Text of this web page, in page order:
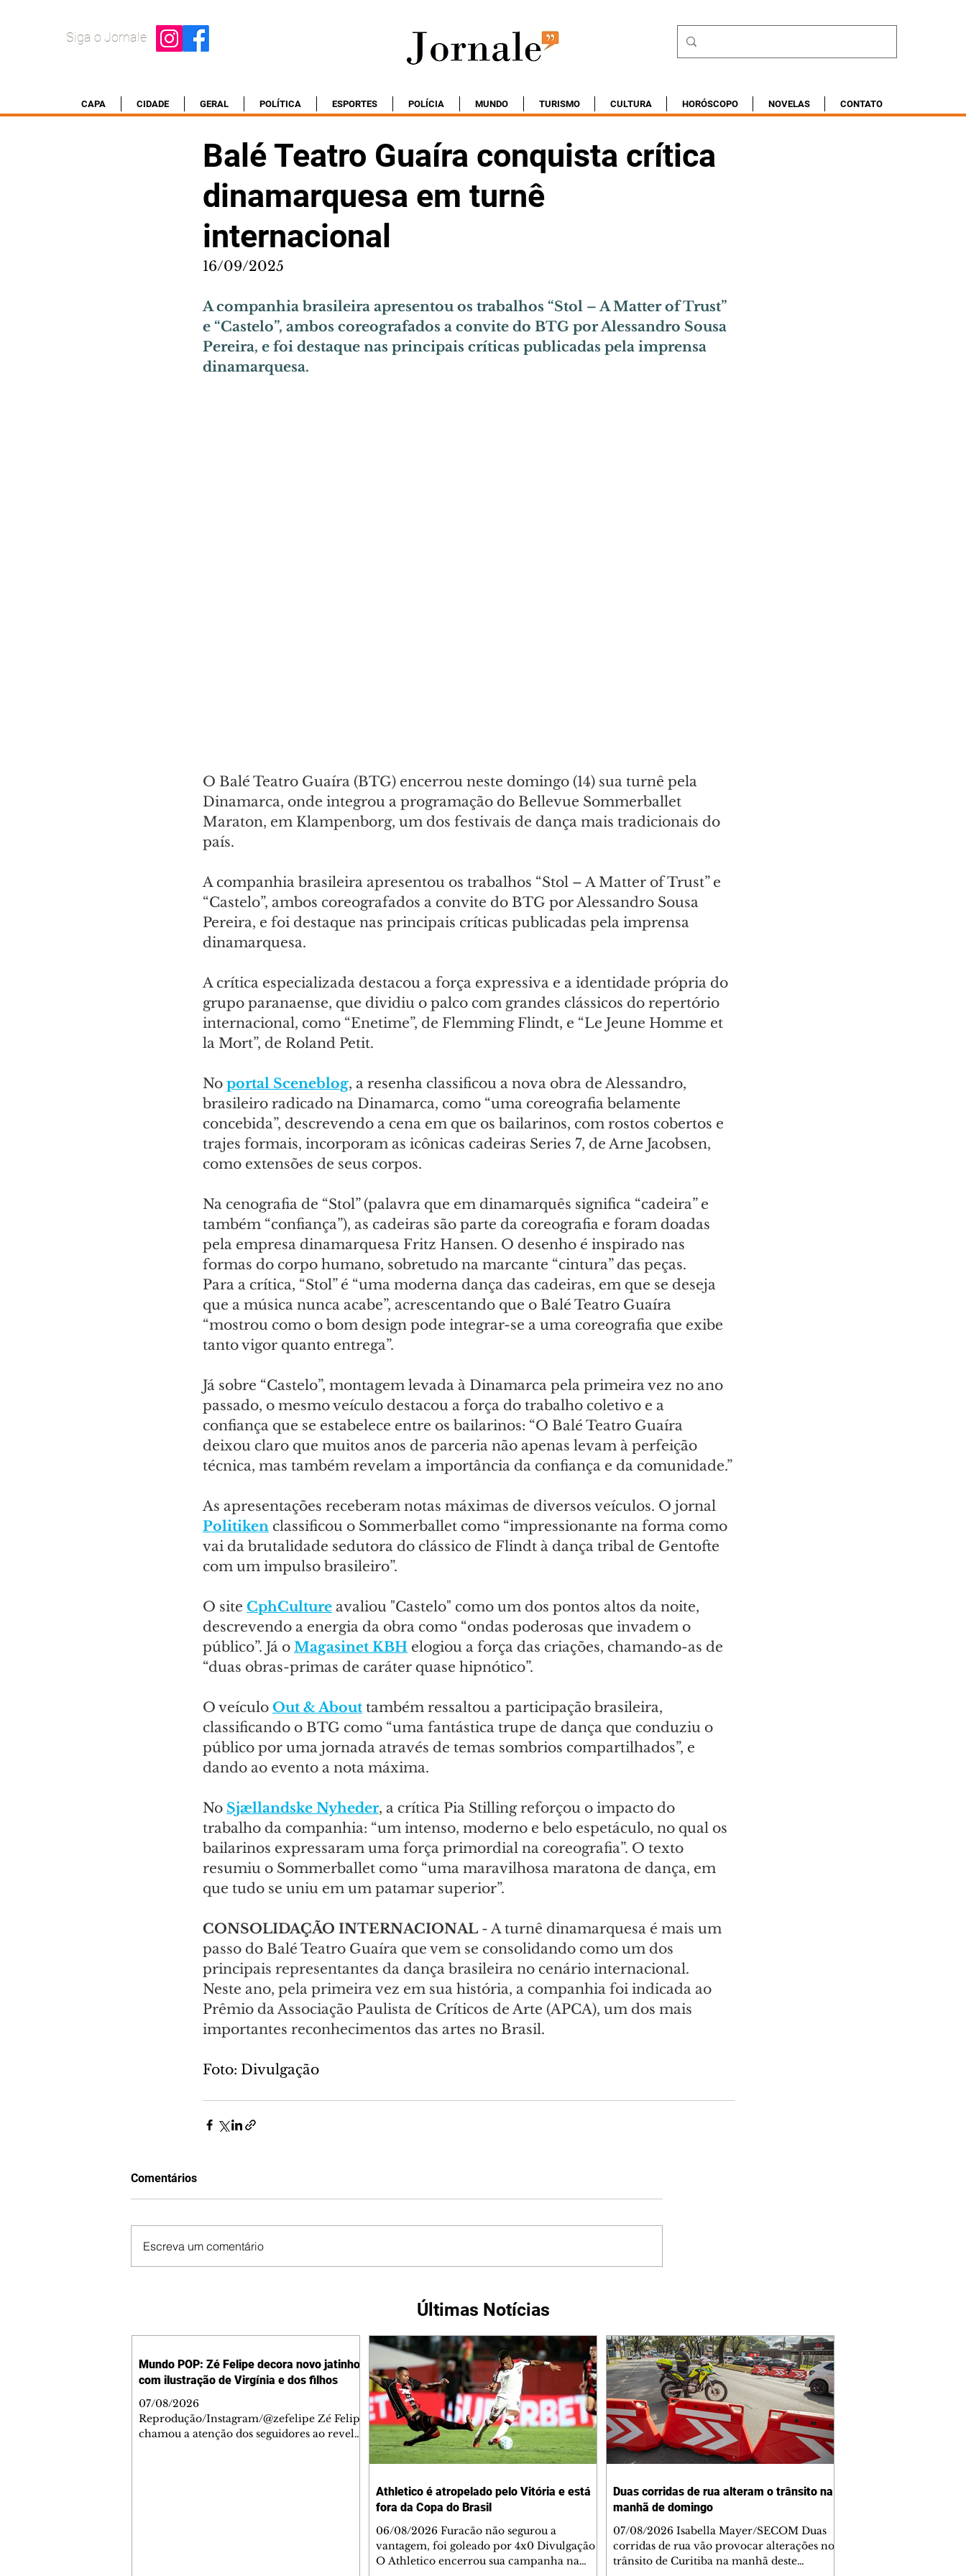
Siga o Jornale
CAPA CIDADE GERAL POLÍTICA ESPORTES POLÍCIA MUNDO TURISMO CULTURA HORÓSCOPO NOVELAS CONTATO
Balé Teatro Guaíra conquista crítica
dinamarquesa em turnê
internacional
16/09/2025
A companhia brasileira apresentou os trabalhos “Stol – A Matter of Trust”
e “Castelo”, ambos coreografados a convite do BTG por Alessandro Sousa
Pereira, e foi destaque nas principais críticas publicadas pela imprensa
dinamarquesa.
O Balé Teatro Guaíra (BTG) encerrou neste domingo (14) sua turnê pela
Dinamarca, onde integrou a programação do Bellevue Sommerballet
Maraton, em Klampenborg, um dos festivais de dança mais tradicionais do
país.
A companhia brasileira apresentou os trabalhos “Stol – A Matter of Trust” e
“Castelo”, ambos coreografados a convite do BTG por Alessandro Sousa
Pereira, e foi destaque nas principais críticas publicadas pela imprensa
dinamarquesa.
A crítica especializada destacou a força expressiva e a identidade própria do
grupo paranaense, que dividiu o palco com grandes clássicos do repertório
internacional, como “Enetime”, de Flemming Flindt, e “Le Jeune Homme et
la Mort”, de Roland Petit.
No portal Sceneblog, a resenha classificou a nova obra de Alessandro,
brasileiro radicado na Dinamarca, como “uma coreografia belamente
concebida”, descrevendo a cena em que os bailarinos, com rostos cobertos e
trajes formais, incorporam as icônicas cadeiras Series 7, de Arne Jacobsen,
como extensões de seus corpos.
Na cenografia de “Stol” (palavra que em dinamarquês significa “cadeira” e
também “confiança”), as cadeiras são parte da coreografia e foram doadas
pela empresa dinamarquesa Fritz Hansen. O desenho é inspirado nas
formas do corpo humano, sobretudo na marcante “cintura” das peças.
Para a crítica, “Stol” é “uma moderna dança das cadeiras, em que se deseja
que a música nunca acabe”, acrescentando que o Balé Teatro Guaíra
“mostrou como o bom design pode integrar-se a uma coreografia que exibe
tanto vigor quanto entrega”.
Já sobre “Castelo”, montagem levada à Dinamarca pela primeira vez no ano
passado, o mesmo veículo destacou a força do trabalho coletivo e a
confiança que se estabelece entre os bailarinos: “O Balé Teatro Guaíra
deixou claro que muitos anos de parceria não apenas levam à perfeição
técnica, mas também revelam a importância da confiança e da comunidade.”
As apresentações receberam notas máximas de diversos veículos. O jornal
Politiken classificou o Sommerballet como “impressionante na forma como
vai da brutalidade sedutora do clássico de Flindt à dança tribal de Gentofte
com um impulso brasileiro”.
O site CphCulture avaliou "Castelo" como um dos pontos altos da noite,
descrevendo a energia da obra como “ondas poderosas que invadem o
público”. Já o Magasinet KBH elogiou a força das criações, chamando-as de
“duas obras-primas de caráter quase hipnótico”.
O veículo Out & About também ressaltou a participação brasileira,
classificando o BTG como “uma fantástica trupe de dança que conduziu o
público por uma jornada através de temas sombrios compartilhados”, e
dando ao evento a nota máxima.
No Sjællandske Nyheder, a crítica Pia Stilling reforçou o impacto do
trabalho da companhia: “um intenso, moderno e belo espetáculo, no qual os
bailarinos expressaram uma força primordial na coreografia”. O texto
resumiu o Sommerballet como “uma maravilhosa maratona de dança, em
que tudo se uniu em um patamar superior”.
CONSOLIDAÇÃO INTERNACIONAL - A turnê dinamarquesa é mais um
passo do Balé Teatro Guaíra que vem se consolidando como um dos
principais representantes da dança brasileira no cenário internacional.
Neste ano, pela primeira vez em sua história, a companhia foi indicada ao
Prêmio da Associação Paulista de Críticos de Arte (APCA), um dos mais
importantes reconhecimentos das artes no Brasil.
Foto: Divulgação
Comentários
Escreva um comentário
Últimas Notícias
Mundo POP: Zé Felipe decora novo jatinho
com ilustração de Virgínia e dos filhos
07/08/2026
Reprodução/Instagram/@zefelipe Zé Felipe
chamou a atenção dos seguidores ao revelar
Athletico é atropelado pelo Vitória e está
fora da Copa do Brasil
06/08/2026 Furacão não segurou a
vantagem, foi goleado por 4x0 Divulgação
O Athletico encerrou sua campanha na
Duas corridas de rua alteram o trânsito na
manhã de domingo
07/08/2026 Isabella Mayer/SECOM Duas
corridas de rua vão provocar alterações no
trânsito de Curitiba na manhã deste